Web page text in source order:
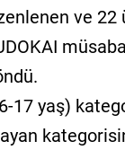
ve 22
17 yaş)